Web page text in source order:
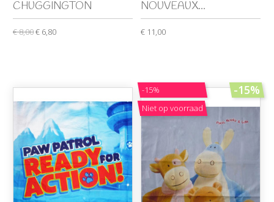
CHUGGINGTON
€ 8,00€ 6,80
NOUVEAUX...
€ 11,00
-15%
Niet op voorraad
-15%